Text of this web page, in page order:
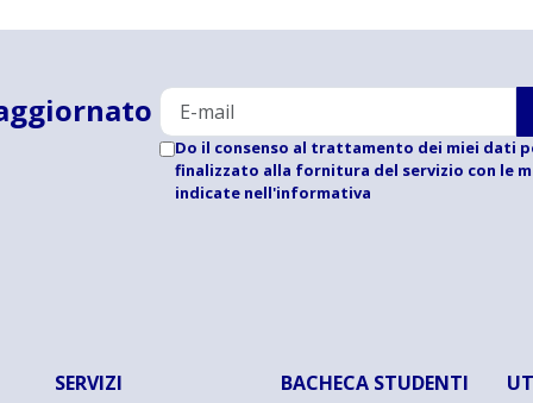
Do il consenso al trattamento dei miei dati
finalizzato alla fornitura del servizio con le
indicate nell'informativa
SERVIZI BACHECA STUDENTI